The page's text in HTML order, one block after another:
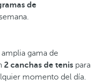
de
gama de
2 canchas de tenis para
momento del día.